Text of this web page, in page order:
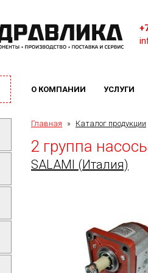
О КОМПАНИИ УСЛУГИ
Главная » Каталог продукции
2 группа
SALAMI (Италия)